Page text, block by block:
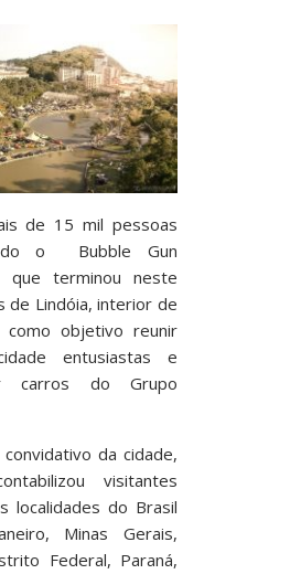
de 15 mil pessoas
o Bubble Gun
terminou neste
de Lindóia, interior de
objetivo reunir
entusiastas e
carros do Grupo
da cidade,
visitantes
localidades do Brasil
Minas Gerais,
Federal, Paraná,